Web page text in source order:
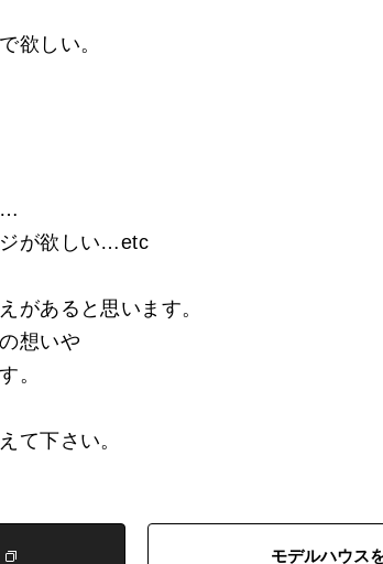
欲しい。
…
ジが欲しい…etc
があると思います。
想いや
。
て下さい。
モデルハウス